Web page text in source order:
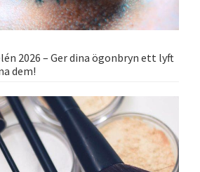
2026 – Ger dina ögonbryn ett lyft
dem!